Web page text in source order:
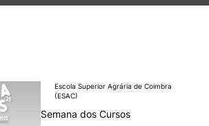
e Informações Úteis
Escola Superior Agrária de Coimbra
(ESAC)
Semana dos Cursos